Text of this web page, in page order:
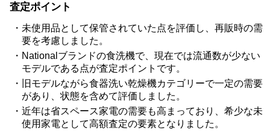
査定ポイント
未使用品として保管されていた点を評価し、再販時の需
要を考慮しました。
Nationalブランドの食洗機で、現在では流通数が少ない
モデルである点が査定ポイントです。
旧モデルながら食器洗い乾燥機カテゴリーで一定の需要
があり、状態を含めて評価しました。
近年は省スペース家電の需要も高まっており、希少な未
使用家電として高額査定の要素となりました。